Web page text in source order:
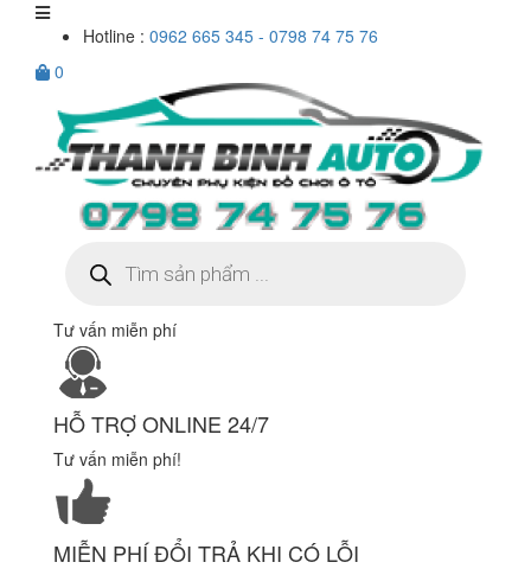
Hotline : 0962 665 345 - 0798 74 75 76
0
kiếm
sản
Tư vấn miễn phí
HỖ TRỢ ONLINE 24/7
Tư vấn miễn phí!
MIỄN PHÍ ĐỔI TRẢ KHI CÓ LỖI